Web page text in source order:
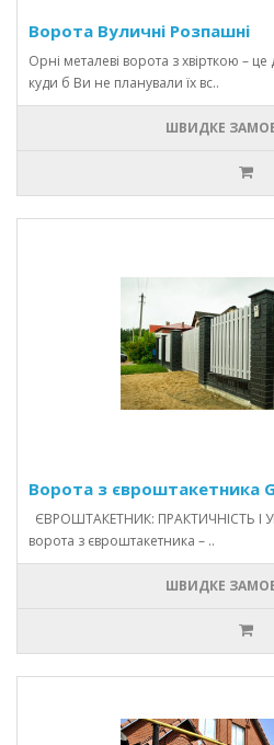
Ворота Вуличні Розпашні
Орні металеві ворота з хвірткою –
куди б Ви не планували їх вс..
ШВИДКЕ
Ворота з євроштакетника
ЄВРОШТАКЕТНИК: ПРАКТИЧНІСТЬ І
ворота з євроштакетника – ..
ШВИДКЕ